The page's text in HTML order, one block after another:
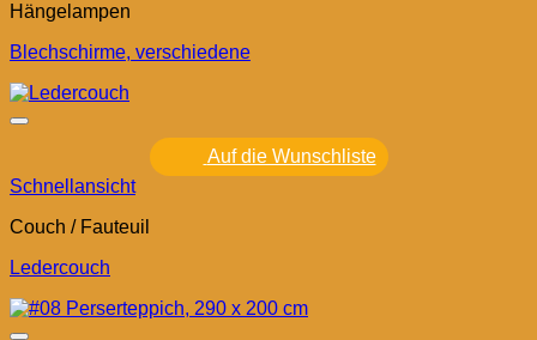
Hängelampen
Blechschirme, verschiedene
Auf die Wunschliste
Schnellansicht
Couch / Fauteuil
Ledercouch